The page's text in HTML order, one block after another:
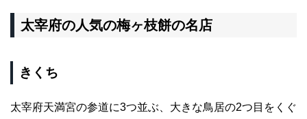
太宰府の人気の梅ヶ枝餅の名店
きくち
太宰府天満宮の参道に3つ並ぶ、大きな鳥居の2つ目をくぐ